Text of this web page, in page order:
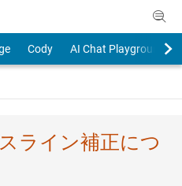
Cody AI Chat Playground
ライン補正につ